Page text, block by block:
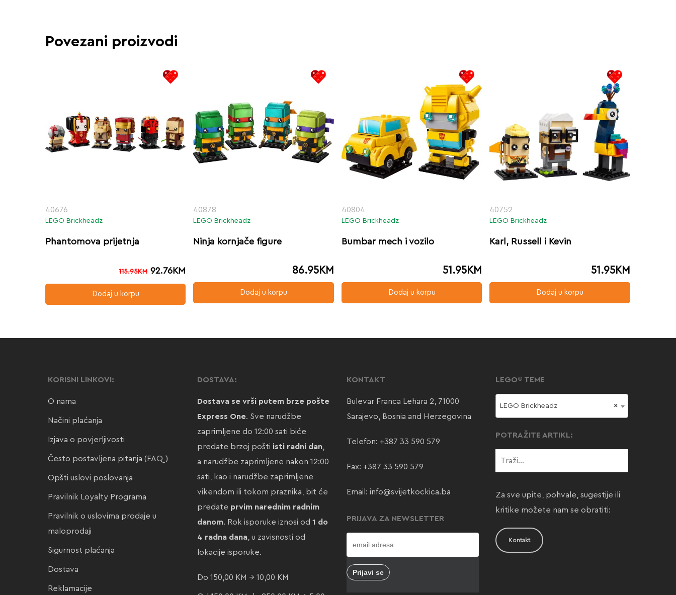
Povezani proizvodi
40676
LEGO Brickheadz
Phantomova prijetnja
115.95KM 92.76KM
Dodaj u korpu
40878
LEGO Brickheadz
Ninja kornjače figure
86.95KM
Dodaj u korpu
40804
LEGO Brickheadz
Bumbar mech i vozilo
51.95KM
Dodaj u korpu
40752
LEGO Brickheadz
Karl, Russell i Kevin
51.95KM
Dodaj u korpu
KORISNI LINKOVI:
O nama
Načini plaćanja
Izjava o povjerljivosti
Često postavljena pitanja (FAQ)
Opšti uslovi poslovanja
Pravilnik Loyalty Programa
Pravilnik o uslovima prodaje u
maloprodaji
Sigurnost plaćanja
Dostava
Reklamacije
DOSTAVA:
Dostava se vrši putem brze pošte
Express One. Sve narudžbe
zaprimljene do 12:00 sati biće
predate brzoj pošti isti radni dan,
a narudžbe zaprimljene nakon 12:00
sati, kao i narudžbe zaprimljene
vikendom ili tokom praznika, bit će
predate prvim narednim radnim
danom. Rok isporuke iznosi od 1 do
4 radna dana, u zavisnosti od
lokacije isporuke.
Do 150,00 KM → 10,00 KM
KONTAKT
Bulevar Franca Lehara 2, 71000
Sarajevo, Bosnia and Herzegovina
Telefon: +387 33 590 579
Fax: +387 33 590 579
Email: info@svijetkockica.ba
PRIJAVA ZA NEWSLETTER
LEGO® TEME
×
LEGO Brickheadz
POTRAŽITE ARTIKL:
Za sve upite, pohvale, sugestije ili
kritike možete nam se obratiti:
Kontakt